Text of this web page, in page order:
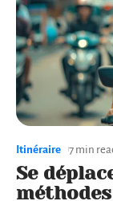
Itinéraire 7 min
Se